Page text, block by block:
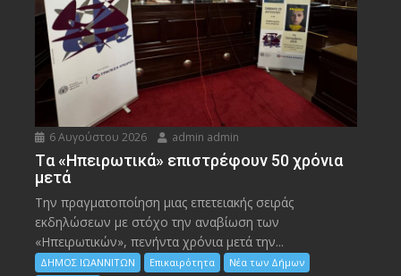
6 Αυγούστου 2026 admin admin
Tα «Ηπειρωτικά» επιστρέφουν 50 χρόνια
μετά
Την πραγματοποίηση μιας επετειακής σειράς
εκδηλώσεων με στόχο την αναβίωση των
«Ηπειρωτικών», πενήντα χρόνια μετά την...
ΔΗΜΟΣ ΙΩΑΝΝΙΤΩΝ Επικαιρότητα
Νέα των Δήμων